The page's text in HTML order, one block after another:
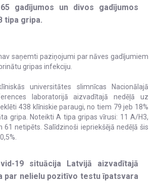
gadījumos un divos gadījumos
tipa gripa.
saņemti paziņojumi par nāves gadījumiem
gripas infekciju.
universitātes slimnīcas Nacionālajā
laboratorijā aizvadītajā nedēļā uz
438 klīniskie paraugi, no tiem 79 jeb 18%
gripa. Noteikti A tipa gripas vīrusi: 11 A/H3,
netipēts. Salīdzinoši iepriekšējā nedēļā šis
19 situācija Latvijā aizvadītajā
par nelielu pozitīvo testu īpatsvara